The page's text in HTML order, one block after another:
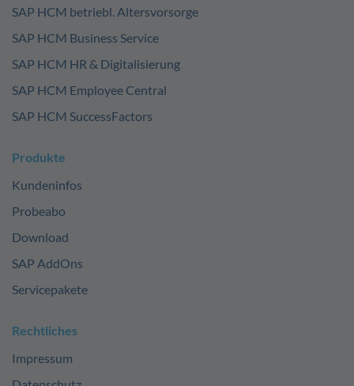
SAP HCM betriebl. Altersvorsorge
SAP HCM Business Service
SAP HCM HR & Digitalisierung
SAP HCM Employee Central
SAP HCM SuccessFactors
Produkte
Kundeninfos
Probeabo
Download
SAP AddOns
Servicepakete
Rechtliches
Impressum